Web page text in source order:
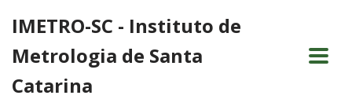
para
o
IMETRO-SC - Instituto de
Metrologia de Santa
Catarina